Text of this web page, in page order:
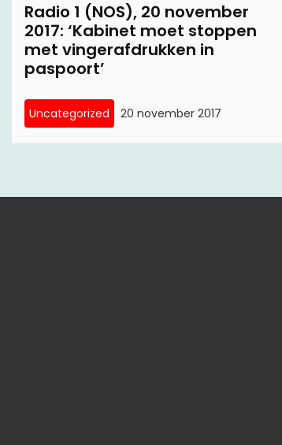
Radio 1 (NOS), 20 november
2017: ‘Kabinet moet stoppen
met vingerafdrukken in
paspoort’
Uncategorized 20 november 2017